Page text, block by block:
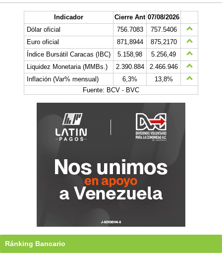
Indicador Cierre Ant 07/08/2026
Dólar oficial
756.7083
757.5406
Euro oficial
871,8944
875,2170
Índice Bursátil Caracas (IBC)
5.158,98
5.256,49
Liquidez Monetaria (MMBs.)
2.390.884
2.466.946
Inflación (Var% mensual)
6,3%
13,8%
Fuente: BCV - BVC
Ránking Bancario